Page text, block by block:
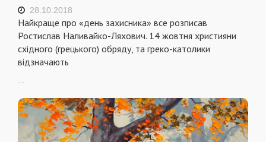
28.10.2018
Найкраще про «день захисника» все розписав
Ростислав Наливайко-Ляхович. 14 жовтня християни
східного (грецького) обряду, та греко-католики
відзначають